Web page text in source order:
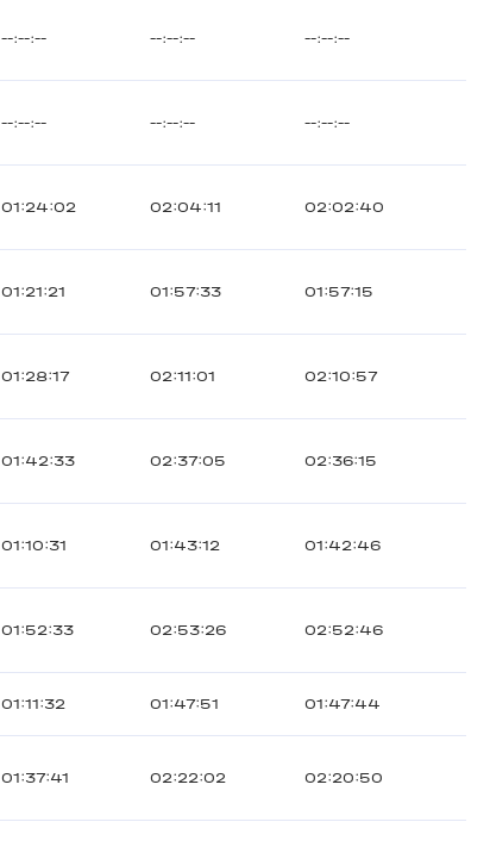
--:--:-- --:--:-- --:--:--
--:--:-- --:--:-- --:--:--
01:24:02 02:04:11 02:02:40
01:21:21 01:57:33 01:57:15
01:28:17 02:11:01 02:10:57
01:42:33 02:37:05 02:36:15
01:10:31 01:43:12 01:42:46
01:52:33 02:53:26 02:52:46
01:11:32 01:47:51 01:47:44
01:37:41 02:22:02 02:20:50